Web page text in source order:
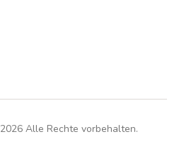
2026Alle Rechte vorbehalten.